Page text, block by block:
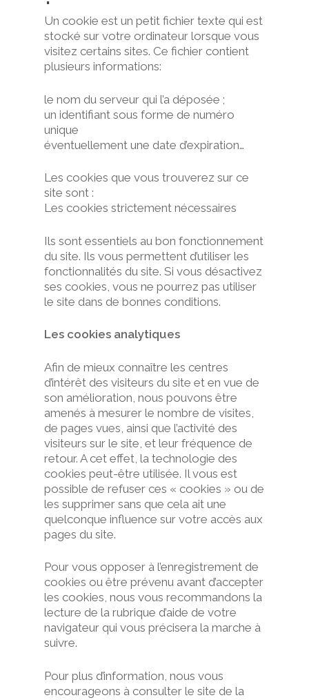
Un cookie est un petit fichier texte qui est
stocké sur votre ordinateur lorsque vous
visitez certains sites. Ce fichier contient
plusieurs informations:
le nom du serveur qui l’a déposée ;
un identifiant sous forme de numéro
unique
éventuellement une date d’expiration…
Les cookies que vous trouverez sur ce
site sont :
Les cookies strictement nécessaires
Ils sont essentiels au bon fonctionnement
du site. Ils vous permettent d’utiliser les
fonctionnalités du site. Si vous désactivez
ses cookies, vous ne pourrez pas utiliser
le site dans de bonnes conditions.
Les cookies analytiques
Afin de mieux connaître les centres
d’intérêt des visiteurs du site et en vue de
son amélioration, nous pouvons être
amenés à mesurer le nombre de visites,
de pages vues, ainsi que l’activité des
visiteurs sur le site, et leur fréquence de
retour. A cet effet, la technologie des
cookies peut-être utilisée. Il vous est
possible de refuser ces « cookies » ou de
les supprimer sans que cela ait une
quelconque influence sur votre accès aux
pages du site.
Pour vous opposer à l’enregistrement de
cookies ou être prévenu avant d’accepter
les cookies, nous vous recommandons la
lecture de la rubrique d’aide de votre
navigateur qui vous précisera la marche à
suivre.
Pour plus d’information, nous vous
encourageons à consulter le site de la